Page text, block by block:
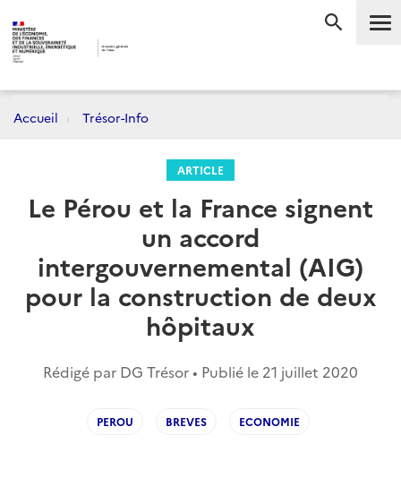
Accueil Trésor-Info
ARTICLE
Le Pérou et la France signent
un accord
intergouvernemental (AIG)
pour la construction de deux
hôpitaux
Rédigé par DG Trésor • Publié le 21 juillet 2020
PEROU BREVES ECONOMIE